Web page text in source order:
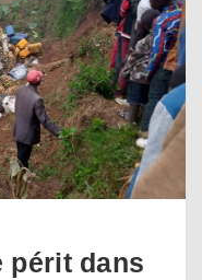
périt dans